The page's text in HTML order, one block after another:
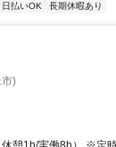
日払いOK 長期休暇あり
)